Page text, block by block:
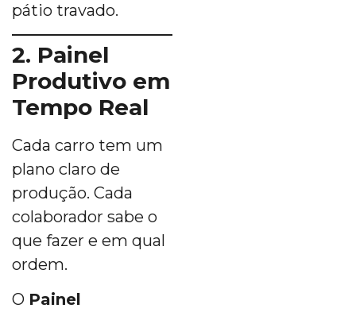
pátio travado.
2. Painel
Produtivo em
Tempo Real
Cada carro tem um
plano claro de
produção. Cada
colaborador sabe o
que fazer e em qual
ordem.
O Painel